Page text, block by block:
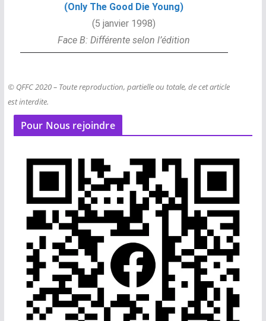
(Only The Good Die Young)
(5 janvier 1998)
Face B: Différente selon l’édition
© QFFC 2020 – Toute reproduction, partielle ou totale, de cet article
est interdite.
Pour Nous rejoindre